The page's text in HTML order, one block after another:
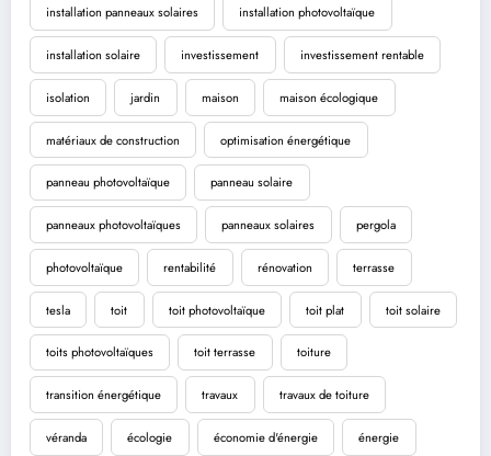
installation panneaux solaires installation photovoltaïque
installation solaire investissement investissement rentable
isolation jardin maison maison écologique
matériaux de construction optimisation énergétique
panneau photovoltaïque panneau solaire
panneaux photovoltaïques panneaux solaires pergola
photovoltaïque rentabilité rénovation terrasse
tesla toit toit photovoltaïque toit plat toit solaire
toits photovoltaïques toit terrasse toiture
transition énergétique travaux travaux de toiture
véranda écologie économie d'énergie énergie